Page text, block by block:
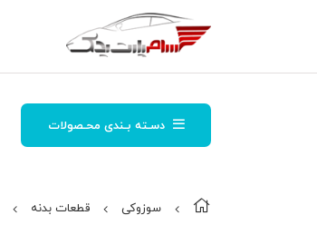
دسـته بـندی محـصولات
سوزوکی قطعات بدنه